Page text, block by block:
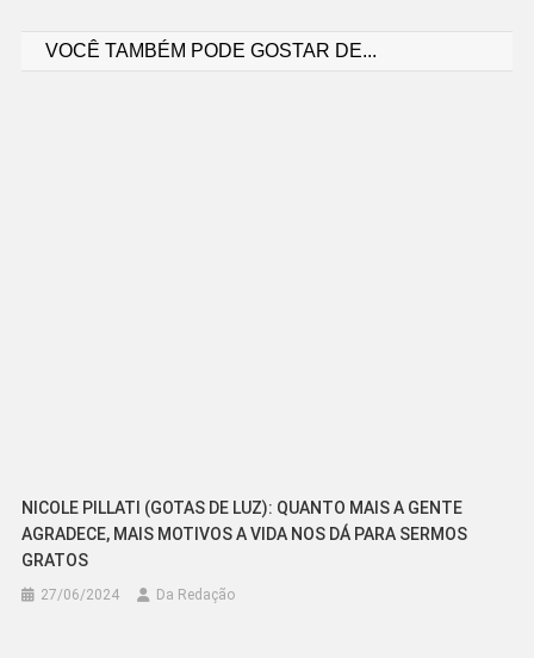
VOCÊ TAMBÉM PODE GOSTAR DE...
NICOLE PILLATI (GOTAS DE LUZ): QUANTO MAIS A GENTE
AGRADECE, MAIS MOTIVOS A VIDA NOS DÁ PARA SERMOS
GRATOS
27/06/2024 Da Redação